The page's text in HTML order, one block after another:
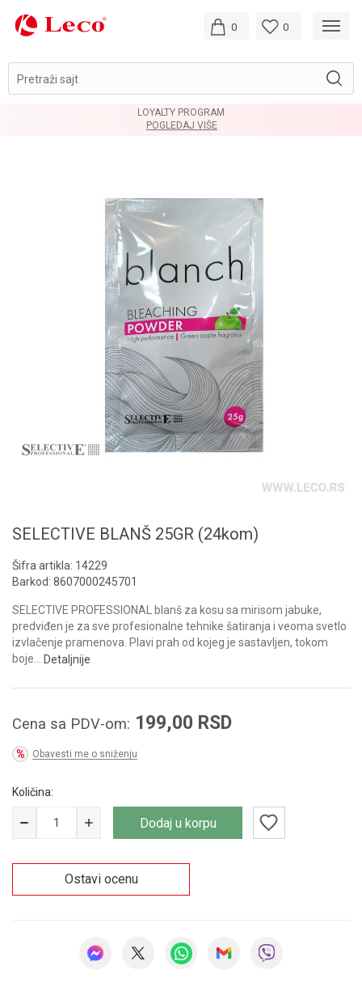
Pretraži sajt
0 0
LOYALTY PROGRAM
POGLEDAJ VIŠE
SELECTIVE BLANŠ 25GR (24kom)
Šifra artikla: 14229
Barkod: 8607000245701
SELECTIVE PROFESSIONAL blanš za kosu sa mirisom jabuke,
predviđen je za sve profesionalne tehnike šatiranja i veoma svetlo
izvlačenje pramenova. Plavi prah od kojeg je sastavljen, tokom
boje
Detaljnije
Cena sa PDV-om: 199,00 RSD
Obavesti me o sniženju
Količina:
Dodaj u korpu
Ostavi ocenu